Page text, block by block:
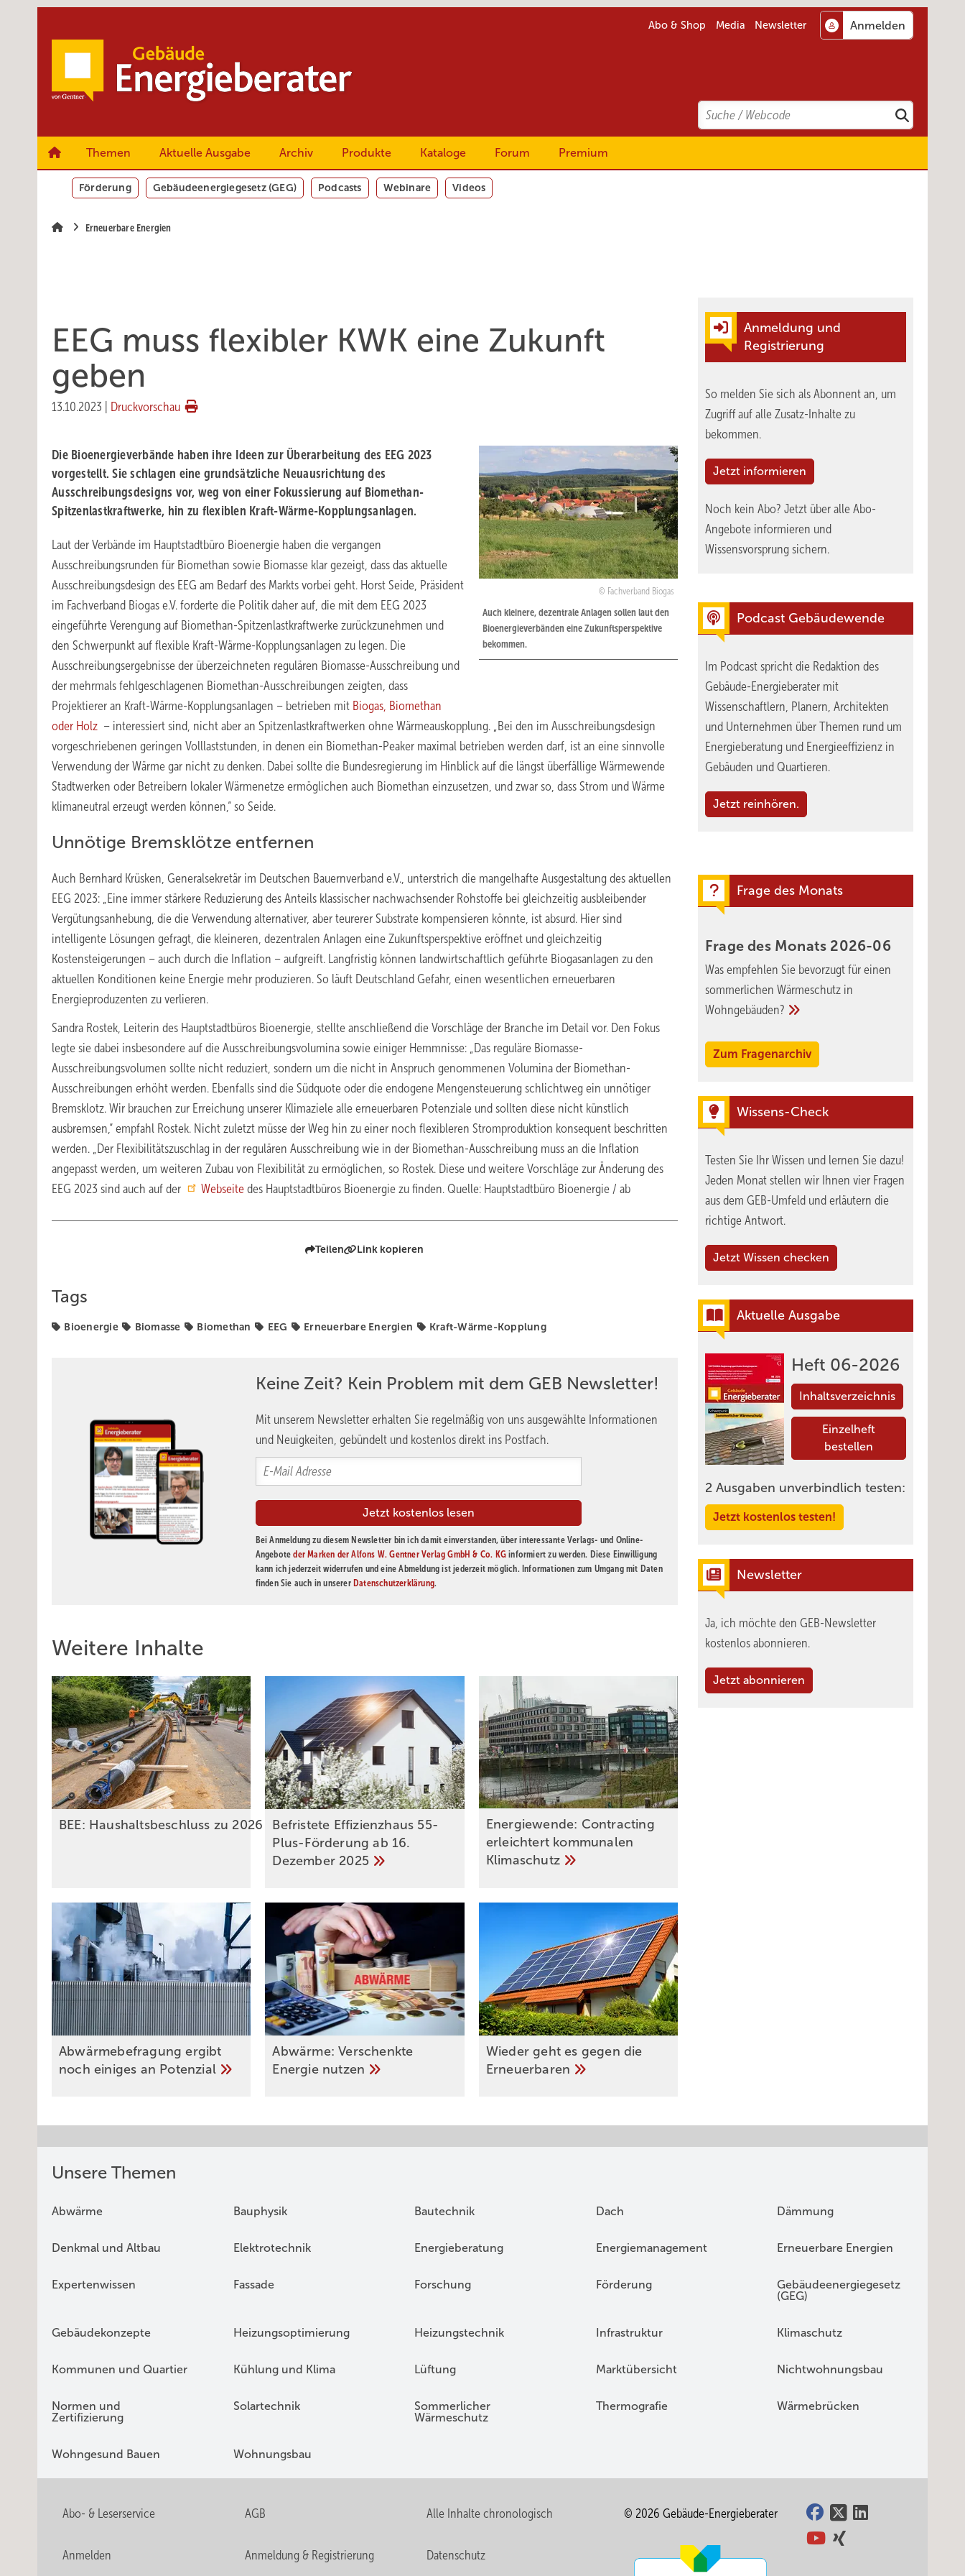
Abo & Shop Media Newsletter
Search
Suchen
Themen Aktuelle Ausgabe Archiv Produkte Kataloge Forum Premium
Förderung Gebäudeenergiegesetz (GEG) Podcasts Webinare Videos
Erneuerbare Energien
EEG muss flexibler KWK eine Zukunft
geben
13.10.2023 Druckvorschau
Fachverband Biogas
Auch kleinere, dezentrale Anlagen sollen laut den
Bioenergieverbänden eine Zukunftsperspektive
bekommen.
Die Bioenergieverbände haben ihre Ideen zur Überarbeitung des EEG 2023
vorgestellt. Sie schlagen eine grundsätzliche Neuausrichtung des
Ausschreibungsdesigns vor, weg von einer Fokussierung auf Biomethan-
Spitzenlastkraftwerke, hin zu flexiblen Kraft-Wärme-Kopplungsanlagen.
Laut der Verbände im Hauptstadtbüro Bioenergie haben die vergangen
Ausschreibungsrunden für Biomethan sowie Biomasse klar gezeigt, dass das aktuelle
Ausschreibungsdesign des EEG am Bedarf des Markts vorbei geht. Horst Seide, Präsident
im Fachverband Biogas e.V. forderte die Politik daher auf, die mit dem EEG 2023
eingeführte Verengung auf Biomethan-Spitzenlastkraftwerke zurückzunehmen und
den Schwerpunkt auf flexible Kraft-Wärme-Kopplungsanlagen zu legen. Die
Ausschreibungsergebnisse der überzeichneten regulären Biomasse-Ausschreibung und
der mehrmals fehlgeschlagenen Biomethan-Ausschreibungen zeigten, dass
Projektierer an Kraft-Wärme-Kopplungsanlagen – betrieben mit Biogas, Biomethan
oder Holz – interessiert sind, nicht aber an Spitzenlastkraftwerken ohne Wärmeauskopplung. „Bei den im Ausschreibungsdesign
vorgeschriebenen geringen Volllaststunden, in denen ein Biomethan-Peaker maximal betrieben werden darf, ist an eine sinnvolle
Verwendung der Wärme gar nicht zu denken. Dabei sollte die Bundesregierung im Hinblick auf die längst überfällige Wärmewende
Stadtwerken oder Betreibern lokaler Wärmenetze ermöglichen auch Biomethan einzusetzen, und zwar so, dass Strom und Wärme
klimaneutral erzeugt werden können,“ so Seide.
Unnötige Bremsklötze entfernen
Auch Bernhard Krüsken, Generalsekretär im Deutschen Bauernverband e.V., unterstrich die mangelhafte Ausgestaltung des aktuellen
EEG 2023: „Eine immer stärkere Reduzierung des Anteils klassischer nachwachsender Rohstoffe bei gleichzeitig ausbleibender
Vergütungsanhebung, die die Verwendung alternativer, aber teurerer Substrate kompensieren könnte, ist absurd. Hier sind
intelligente Lösungen gefragt, die kleineren, dezentralen Anlagen eine Zukunftsperspektive eröffnet und gleichzeitig
Kostensteigerungen – auch durch die Inflation – aufgreift. Langfristig können landwirtschaftlich geführte Biogasanlagen zu den
aktuellen Konditionen keine Energie mehr produzieren. So läuft Deutschland Gefahr, einen wesentlichen erneuerbaren
Energieproduzenten zu verlieren.
Sandra Rostek, Leiterin des Hauptstadtbüros Bioenergie, stellte anschließend die Vorschläge der Branche im Detail vor. Den Fokus
legte sie dabei insbesondere auf die Ausschreibungsvolumina sowie einiger Hemmnisse: „Das reguläre Biomasse-
Ausschreibungsvolumen sollte nicht reduziert, sondern um die nicht in Anspruch genommenen Volumina der Biomethan-
Ausschreibungen erhöht werden. Ebenfalls sind die Südquote oder die endogene Mengensteuerung schlichtweg ein unnötiger
Bremsklotz. Wir brauchen zur Erreichung unserer Klimaziele alle erneuerbaren Potenziale und sollten diese nicht künstlich
ausbremsen,“ empfahl Rostek. Nicht zuletzt müsse der Weg hin zu einer noch flexibleren Stromproduktion konsequent beschritten
werden. „Der Flexibilitätszuschlag in der regulären Ausschreibung wie in der Biomethan-Ausschreibung muss an die Inflation
angepasst werden, um weiteren Zubau von Flexibilität zu ermöglichen, so Rostek. Diese und weitere Vorschläge zur Änderung des
EEG 2023 sind auch auf der
Webseite des Hauptstadtbüros Bioenergie zu finden. Quelle: Hauptstadtbüro Bioenergie / ab
Teilen Link kopieren
Tags
Bioenergie Biomasse Biomethan EEG Erneuerbare Energien Kraft-Wärme-Kopplung
Keine Zeit? Kein Problem mit dem GEB Newsletter!
Mit unserem Newsletter erhalten Sie regelmäßig von uns ausgewählte Informationen
und Neuigkeiten, gebündelt und kostenlos direkt ins Postfach.
Bei Anmeldung zu diesem Newsletter bin ich damit einverstanden, über interessante Verlags- und Online-
Angeboteder Marken der Alfons W. Gentner Verlag GmbH & Co. KG informiert zu werden. Diese Einwilligung
kann ich jederzeit widerrufen und eine Abmeldung ist jederzeit möglich. Informationen zum Umgang mit Daten
finden Sie auch in unserer Datenschutzerklärung.
Weitere Inhalte
BEE: Haushaltsbeschluss zu 2026 setzt falsches Signal
Befristete Effizienzhaus 55-
Plus-För­de­rung ab 16.
Dezem­ber 2025
Energiewende: Contracting
erleichtert kommunalen
Klimaschutz
Abwärmebefragung ergibt
noch einiges an Potenzial
Abwärme: Verschenkte
Energie nutzen
Wieder geht es gegen die
Erneuerbaren
Anmeldung und
Registrierung
So melden Sie sich als Abonnent an, um
Zugriff auf alle Zusatz-Inhalte zu
bekommen.
Jetzt informieren
Noch kein Abo? Jetzt über alle Abo-
Angebote informieren und
Wissensvorsprung sichern.
Podcast Gebäudewende
Im Podcast spricht die Redaktion des
Gebäude-Energieberater mit
Wissenschaftlern, Planern, Architekten
und Unternehmen über Themen rund um
Energieberatung und Energieeffizienz in
Gebäuden und Quartieren.
Jetzt reinhören.
Frage des Monats
Frage des Monats 2026-06
Was empfehlen Sie bevorzugt für einen
sommerlichen Wärmeschutz in
Wohngebäuden?
Zum Fragenarchiv
Wissens-Check
Testen Sie Ihr Wissen und lernen Sie dazu!
Jeden Monat stellen wir Ihnen vier Fragen
aus dem GEB-Umfeld und erläutern die
richtige Antwort.
Jetzt Wissen checken
Aktuelle Ausgabe
Heft 06-2026
Inhaltsverzeichnis
Einzelheft
bestellen
2 Ausgaben unverbindlich testen:
Jetzt kostenlos testen!
Newsletter
Ja, ich möchte den GEB-Newsletter
kostenlos abonnieren.
Jetzt abonnieren
Unsere Themen
Abwärme Bauphysik Bautechnik Dach Dämmung
Denkmal und Altbau Elektrotechnik Energieberatung Energiemanagement Erneuerbare Energien
Expertenwissen Fassade Forschung Förderung
Gebäudeenergiegesetz
(GEG)
Gebäudekonzepte Heizungsoptimierung Heizungstechnik Infrastruktur Klimaschutz
Kommunen und Quartier Kühlung und Klima Lüftung Marktübersicht Nichtwohnungsbau
Normen und
Zertifizierung
Solartechnik
Sommerlicher
Wärmeschutz
Thermografie Wärmebrücken
Wohngesund Bauen Wohnungsbau
Abo- & Leserservice AGB Alle Inhalte chronologisch
Anmelden Anmeldung & Registrierung Datenschutz
© 2026 Gebäude-Energieberater